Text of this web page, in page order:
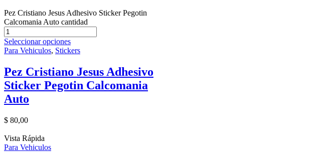
Pez Cristiano Jesus Adhesivo Sticker Pegotin
Calcomania Auto cantidad
Seleccionar opciones
Para Vehiculos, Stickers
Pez Cristiano Jesus Adhesivo
Sticker Pegotin Calcomania
Auto
$ 80,00
Vista Rápida
Para Vehiculos